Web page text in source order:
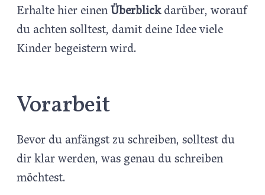
Erhalte hier einenÜberblickdarüber, worauf
du achten solltest, damit deine Idee viele
Kinder begeistern wird.
Vorarbeit
Bevor du anfängst zu schreiben, solltest du
dir klar werden, was genau du schreiben
möchtest.